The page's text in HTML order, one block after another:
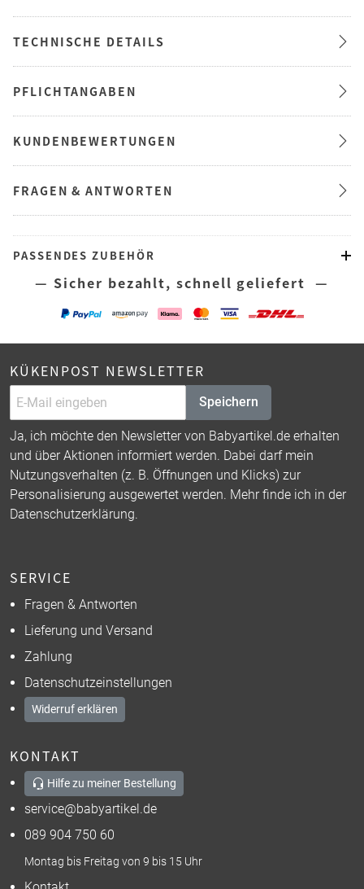
TECHNISCHE DETAILS
PFLICHTANGABEN
KUNDENBEWERTUNGEN
FRAGEN & ANTWORTEN
PASSENDES ZUBEHÖR
— Sicher bezahlt, schnell geliefert —
KÜKENPOST NEWSLETTER
Speichern
Ja, ich möchte den Newsletter von Babyartikel.de erhalten
und über Aktionen informiert werden. Dabei darf mein
Nutzungsverhalten (z. B. Öffnungen und Klicks) zur
Personalisierung ausgewertet werden. Mehr finde ich in der
Datenschutzerklärung.
SERVICE
Fragen & Antworten
Lieferung und Versand
Zahlung
Datenschutzeinstellungen
Widerruf erklären
KONTAKT
Hilfe zu meiner Bestellung
service@babyartikel.de
089 904 750 60
Montag bis Freitag von 9 bis 15 Uhr